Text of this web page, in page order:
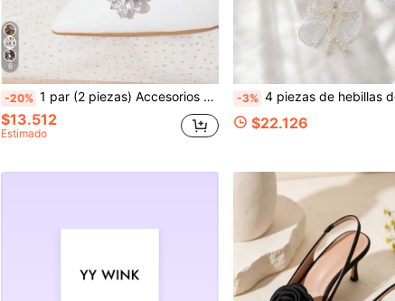
6
-20% 1 par (2 piezas) Accesorios de zapatos desmontables DIY, hebilla cuadrada de metal de moda, elegantes clips para zapatos de tacón alto, zapatos, zapatos de oficina y de negocios, negro/blanco/rojo
$13.512
Estimado
-3% 4 piezas de hebillas decorativas estilo ballet con lazo y perla para zapatillas, accesorios DIY para zapatillas blancas, decoración
$22.126